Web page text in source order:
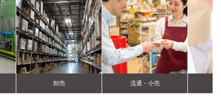
卸売 流通・小売